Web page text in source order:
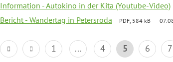
Information - Autokino in der Kita (Youtube-Video)
Bericht - Wandertag in Petersroda PDF, 584 kB
1 ... 4 5 6 7